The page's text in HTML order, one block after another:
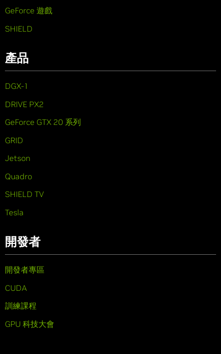
GeForce 遊戲
SHIELD
產品
DGX-1
DRIVE PX2
GeForce GTX 20 系列
GRID
Jetson
Quadro
SHIELD TV
Tesla
開發者
開發者專區
CUDA
訓練課程
GPU 科技大會